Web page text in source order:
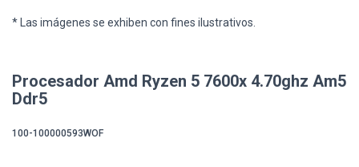
* Las imágenes se exhiben con fines ilustrativos.
Procesador Amd Ryzen 5 7600x 4.70ghz Am5
Ddr5
100-100000593WOF